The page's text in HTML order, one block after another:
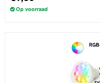
Op voorraad